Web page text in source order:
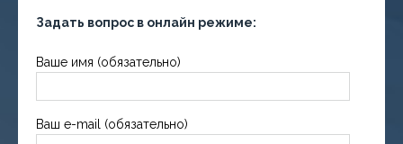
Задать вопрос в онлайн режиме:
Ваше имя (обязательно)
Ваш e-mail (обязательно)